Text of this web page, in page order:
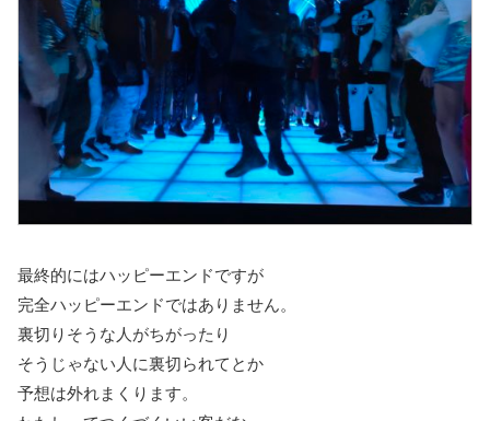
最終的にはハッピーエンドですが
完全ハッピーエンドではありません。
裏切りそうな人がちがったり
そうじゃない人に裏切られてとか
予想は外れまくります。